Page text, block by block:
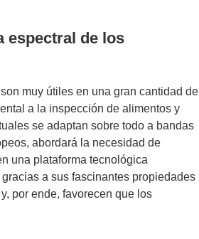
espectral de los
muy útiles en una gran cantidad de
a la inspección de alimentos y
se adaptan sobre todo a bandas
abordará la necesidad de
una plataforma tecnológica
a sus fascinantes propiedades
por ende, favorecen que los